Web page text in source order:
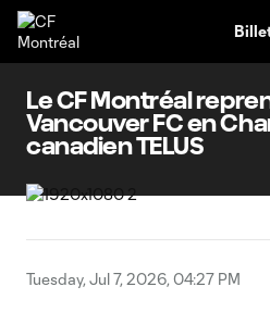
Le CF Montréal
Vancouver FC en
canadien TELUS
Tuesday, Jul 7, 2026, 04:27 PM